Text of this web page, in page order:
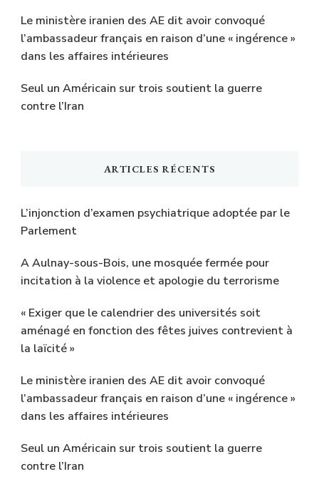
Le ministère iranien des AE dit avoir convoqué
l’ambassadeur français en raison d’une « ingérence »
dans les affaires intérieures
Seul un Américain sur trois soutient la guerre
contre l’Iran
ARTICLES RÉCENTS
L’injonction d’examen psychiatrique adoptée par le
Parlement
A Aulnay-sous-Bois, une mosquée fermée pour
incitation à la violence et apologie du terrorisme
« Exiger que le calendrier des universités soit
aménagé en fonction des fêtes juives contrevient à
la laïcité »
Le ministère iranien des AE dit avoir convoqué
l’ambassadeur français en raison d’une « ingérence »
dans les affaires intérieures
Seul un Américain sur trois soutient la guerre
contre l’Iran